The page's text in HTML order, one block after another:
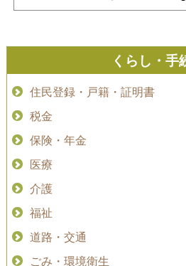
くらし・手
住民登録・戸籍・証明書
税金
保険・年金
医療
介護
福祉
道路・交通
ごみ・環境衛生